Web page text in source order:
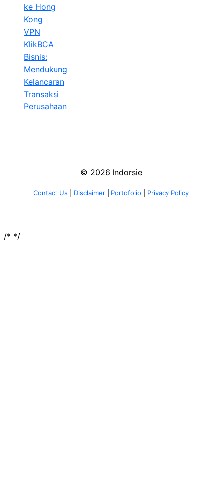
ke Hong
Kong
VPN
KlikBCA
Bisnis:
Mendukung
Kelancaran
Transaksi
Perusahaan
© 2026 Indorsie
Contact Us Disclaimer Portofolio Privacy Policy
/* */